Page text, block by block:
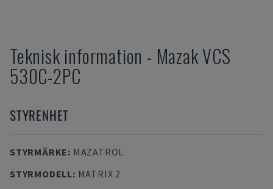
Teknisk information - MazakVCS
530C-2PC
STYRENHET
STYRMÄRKE: MAZATROL
STYRMODELL: MATRIX 2